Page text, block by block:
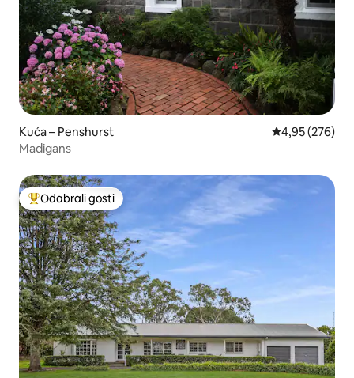
Kuća – Penshurst Prosječna
4,95 (276)
Madigans
Među najviše rangiranima s oznakom „Odabrali gosti”
Odabrali gosti